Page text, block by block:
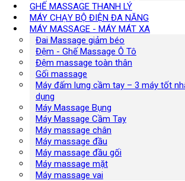
GHẾ MASSAGE THANH LÝ
MÁY CHẠY BỘ ĐIỆN ĐA NĂNG
MÁY MASSAGE - MÁY MÁT XA
Đai Massage giảm béo
Đệm - Ghế Massage Ô Tô
Đệm massage toàn thân
Gối massage
Máy đấm lưng cầm tay – 3 máy tốt
dụng
Máy Massage Bụng
Máy Massage Cầm Tay
Máy massage chân
Máy massage đầu
Máy massage đầu gối
Máy massage mặt
Máy massage vai